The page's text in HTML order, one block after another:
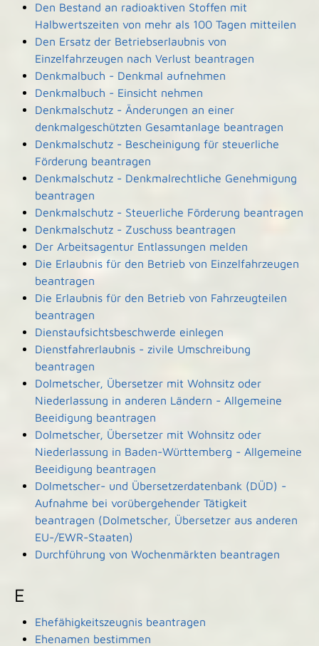
Den Bestand an radioaktiven Stoffen mit
Halbwertszeiten von mehr als 100 Tagen mitteilen
Den Ersatz der Betriebserlaubnis von
Einzelfahrzeugen nach Verlust beantragen
Denkmalbuch - Denkmal aufnehmen
Denkmalbuch - Einsicht nehmen
Denkmalschutz - Änderungen an einer
denkmalgeschützten Gesamtanlage beantragen
Denkmalschutz - Bescheinigung für steuerliche
Förderung beantragen
Denkmalschutz - Denkmalrechtliche Genehmigung
beantragen
Denkmalschutz - Steuerliche Förderung beantragen
Denkmalschutz - Zuschuss beantragen
Der Arbeitsagentur Entlassungen melden
Die Erlaubnis für den Betrieb von Einzelfahrzeugen
beantragen
Die Erlaubnis für den Betrieb von Fahrzeugteilen
beantragen
Dienstaufsichtsbeschwerde einlegen
Dienstfahrerlaubnis - zivile Umschreibung
beantragen
Dolmetscher, Übersetzer mit Wohnsitz oder
Niederlassung in anderen Ländern - Allgemeine
Beeidigung beantragen
Dolmetscher, Übersetzer mit Wohnsitz oder
Niederlassung in Baden-Württemberg - Allgemeine
Beeidigung beantragen
Dolmetscher- und Übersetzerdatenbank (DÜD) -
Aufnahme bei vorübergehender Tätigkeit
beantragen (Dolmetscher, Übersetzer aus anderen
EU-/EWR-Staaten)
Durchführung von Wochenmärkten beantragen
E
Ehefähigkeitszeugnis beantragen
Ehenamen bestimmen